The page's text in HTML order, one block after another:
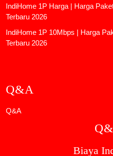
IndiHome 1P Harga | Harga
Terbaru 2026
IndiHome 1P 10Mbps | Harga
Terbaru 2026
Q&A
Q&A
Biaya